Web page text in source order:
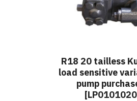
R18 20 tailless
load sensitive
pump